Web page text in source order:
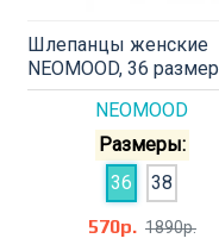
NEOMOOD
Шлепанцы женские
NEOMOOD, 36 размер
Размеры:
36
38
570р. 1890р.